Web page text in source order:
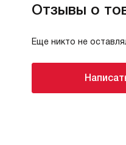
Отзывы о
Еще никто не